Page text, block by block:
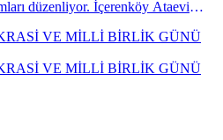
düzenliyor. İçerenköy Ataevi
yeni beceriler kazanacak hem de
VE MİLLİ BİRLİK GÜNÜ
VE MİLLİ BİRLİK GÜNÜ